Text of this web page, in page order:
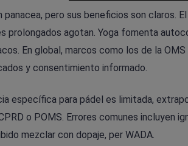
panacea, pero sus beneficios son claros.
prolongados agotan. Yoga fomenta
En global, marcos como los de la
y consentimiento informado.
específica para pádel es limitada,
o POMS. Errores comunes incluyen
mezclar con dopaje, per WADA.